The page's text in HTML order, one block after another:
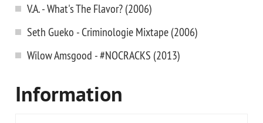
V.A. - What's The Flavor? (2006)
Seth Gueko - Criminologie Mixtape (2006)
Wilow Amsgood - #NOCRACKS (2013)
Information